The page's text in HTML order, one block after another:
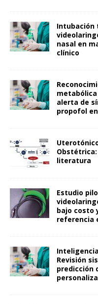
Intubación
nasal en
clínico
alerta de
propofol
literatura
Estudio
bajo costo
referencia
Revisión
predicción